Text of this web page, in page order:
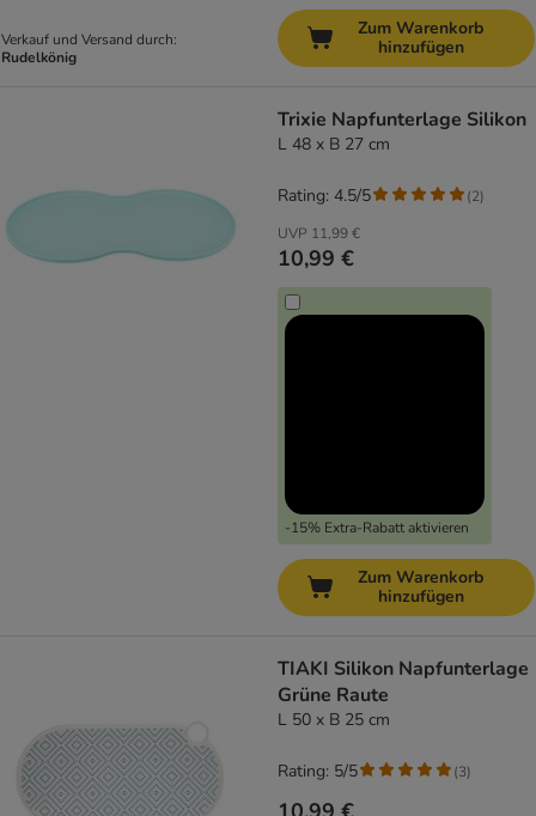
Verkauf und Versand durch:
Rudelkönig
Zum Warenkorb
hinzufügen
Trixie Napfunterlage Silikon
L 48 x B 27 cm
UVP 11,99 €
10,99 €
-15% Extra-Rabatt aktivieren
Rating: 4.5/5 (2)
Zum Warenkorb
hinzufügen
TIAKI Silikon Napfunterlage
Grüne Raute
L 50 x B 25 cm
Rating: 5/5 (3)